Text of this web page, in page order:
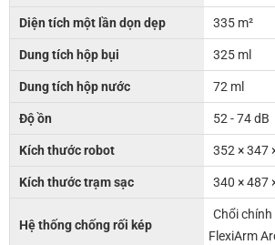
Diện tích một lần dọn dẹp 335 m²
Dung tích hộp bụi 325 ml
Dung tích hộp nước 72 ml
Độ ồn 52 - 74 dB
Kích thước robot 352 × 347
Kích thước trạm sạc 340 × 487
Hệ thống chống rối kép
Chổi chính
FlexiArm